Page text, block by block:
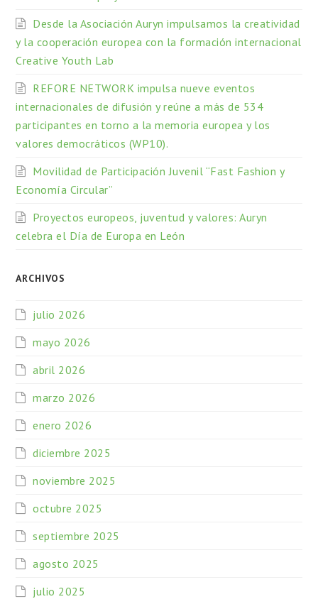
Desde la Asociación Auryn impulsamos la creatividad
y la cooperación europea con la formación internacional
Creative Youth Lab
REFORE NETWORK impulsa nueve eventos
internacionales de difusión y reúne a más de 534
participantes en torno a la memoria europea y los
valores democráticos (WP10).
Movilidad de Participación Juvenil “Fast Fashion y
Economía Circular”
Proyectos europeos, juventud y valores: Auryn
celebra el Día de Europa en León
ARCHIVOS
julio 2026
mayo 2026
abril 2026
marzo 2026
enero 2026
diciembre 2025
noviembre 2025
octubre 2025
septiembre 2025
agosto 2025
julio 2025